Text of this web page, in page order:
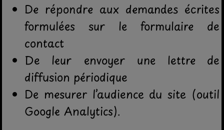
De répondre aux demandes écrites
formulées sur le formulaire de
contact
De leur envoyer une lettre de
diffusion périodique
De mesurer l’audience du site (outil
Google Analytics).